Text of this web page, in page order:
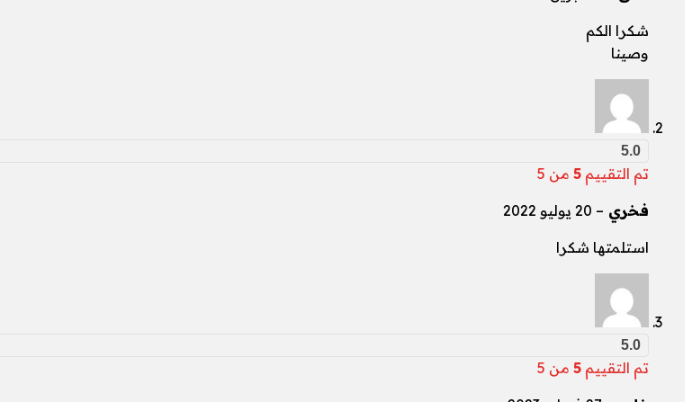
شكرا الكم
وصينا
5.0
تم التقييم 5 من 5
فخري – 20 يوليو 2022
استلمتها شكرا
5.0
تم التقييم 5 من 5